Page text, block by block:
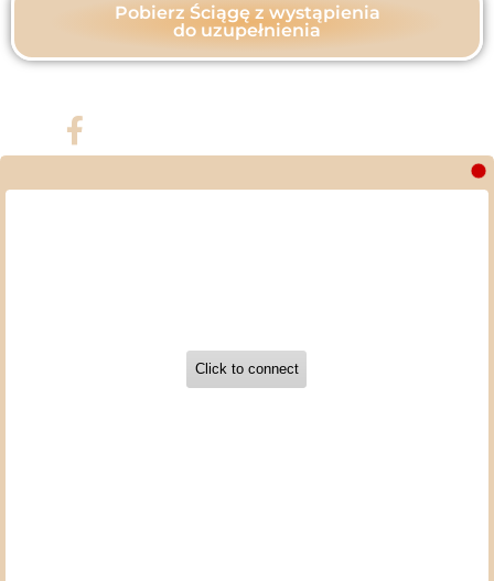
Pobierz Ściągę z wystąpienia
do uzupełnienia